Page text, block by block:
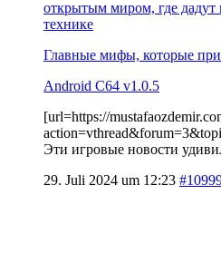
открытым миром, где дадут
технике
Главные мифы, которые
Android C64 v1.0.5
[url=https://
Эти игровые новости
29. Juli 2024 um 12:23